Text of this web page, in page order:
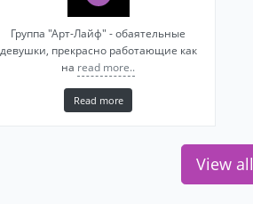
Группа "Арт-Лайф" - обаятельные
девушки, прекрасно работающие как
на read more..
Read more
View all